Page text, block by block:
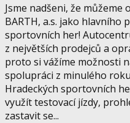
Jsme nadšeni, že
BARTH, a.s. jako hlavního
sportovních her!
z největších prodejců a
proto si vážíme možnosti
spolupráci z minulého
Hradeckých sportovních
využít testovací jízdy,
zastavit se...